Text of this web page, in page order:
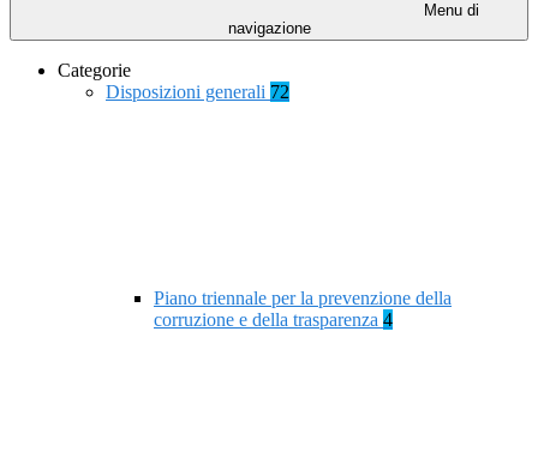
Menu di
navigazione
Categorie
Disposizioni generali 72
Piano triennale per la prevenzione della
corruzione e della trasparenza 4